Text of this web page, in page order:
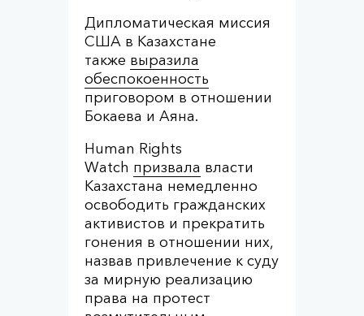
Дипломатическая миссия
США в Казахстане
также выразила
обеспокоенность
приговором в отношении
Бокаева и Аяна.
Human Rights
Watch призвала власти
Казахстана немедленно
освободить гражданских
активистов и прекратить
гонения в отношении них,
назвав привлечение к суду
за мирную реализацию
права на протест